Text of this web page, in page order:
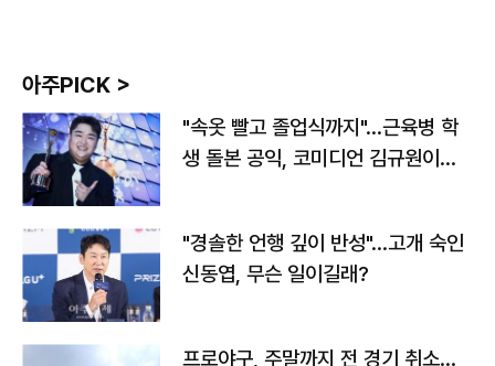
아주PICK >
"속옷 빨고 졸업식까지"…근육병 학
생 돌본 공익, 코미디언 김규원이었
"경솔한 언행 깊이 반성"…고개 숙인
신동엽, 무슨 일이길래?
프로야구, 주말까지 전 경기 취소…